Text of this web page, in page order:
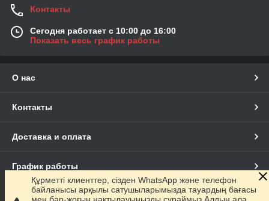
Контакты
Сегодня работает с 10:00 до 16:00
Показать весь график работы
О нас
Контакты
Доставка и оплата
График работы
Полная версия сайта
Құрметті клиенттер, сізден WhatsApp және телефон
байланысы арқылы сатушыларымызда тауардың бағасы